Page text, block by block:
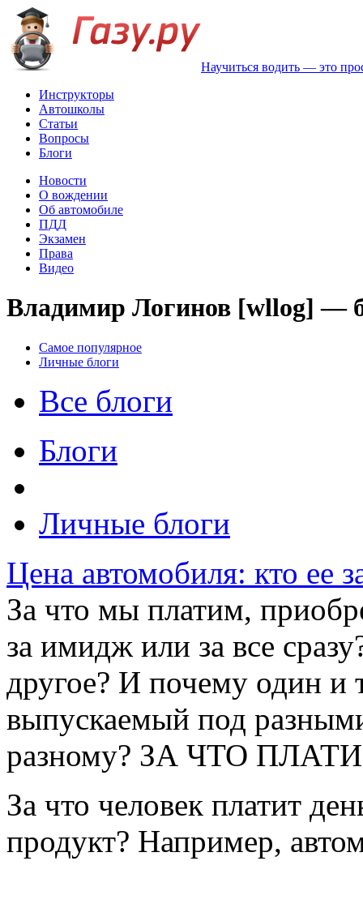
Научиться водить — это
Инструкторы
Автошколы
Статьи
Вопросы
Блоги
Новости
О вождении
Об автомобиле
ПДД
Экзамен
Права
Видео
Владимир Логинов [wllog] —
Самое популярное
Личные блоги
Все блоги
Блоги
Личные блоги
Цена автомобиля: кто ее
За что мы платим,
за имидж или за все
другое? И почему один и
выпускаемый под
разному? ЗА ЧТО
За что человек платит
продукт? Например,